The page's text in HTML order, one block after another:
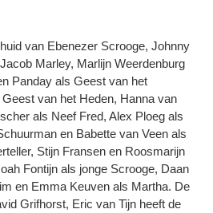
van Ebenezer Scrooge, Johnny
Marley, Marlijn Weerdenburg
Panday als Geest van het
van het Heden, Hanna van
als Neef Fred, Alex Ploeg als
en Babette van Veen als
Stijn Fransen en Roosmarijn
Fontijn als jonge Scrooge, Daan
en Emma Keuven als Martha. De
Grifhorst, Eric van Tijn heeft de